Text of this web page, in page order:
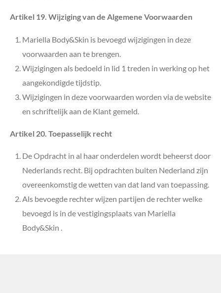
Artikel 19. Wijziging van de Algemene Voorwaarden
Mariella Body&Skin is bevoegd wijzigingen in deze
voorwaarden aan te brengen.
Wijzigingen als bedoeld in lid 1 treden in werking op het
aangekondigde tijdstip.
Wijzigingen in deze voorwaarden worden via de website
en schriftelijk aan de Klant gemeld.
Artikel 20. Toepasselijk recht
De Opdracht in al haar onderdelen wordt beheerst door
Nederlands recht. Bij opdrachten buiten Nederland zijn
overeenkomstig de wetten van dat land van toepassing.
Als bevoegde rechter wijzen partijen de rechter welke
bevoegd is in de vestigingsplaats van Mariella
Body&Skin .